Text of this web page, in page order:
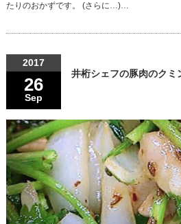
たりのおかずです。 (さらに…)…
2017
26
Sep
井桁シェフの豚肉のクミ